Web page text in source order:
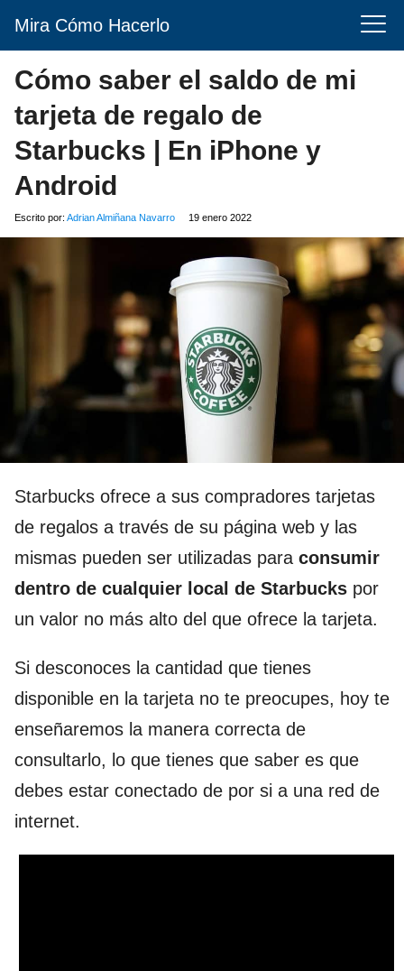
Mira Cómo Hacerlo
Cómo saber el saldo de mi
tarjeta de regalo de
Starbucks | En iPhone y
Android
Escrito por: Adrian Almiñana Navarro 19 enero 2022
Starbucks ofrece a sus compradores tarjetas
de regalos a través de su página web y las
mismas pueden ser utilizadas para consumir
dentro de cualquier local de Starbucks por
un valor no más alto del que ofrece la tarjeta.
Si desconoces la cantidad que tienes
disponible en la tarjeta no te preocupes, hoy te
enseñaremos la manera correcta de
consultarlo, lo que tienes que saber es que
debes estar conectado de por si a una red de
internet.